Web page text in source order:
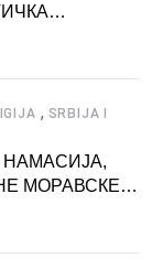
, SRBIJA I
МОРАВСКЕ